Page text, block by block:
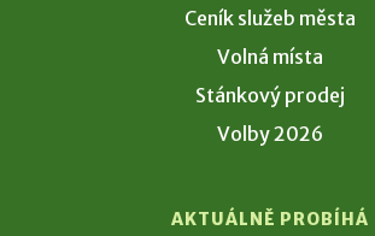
Ceník služeb města
Volná místa
Stánkový prodej
Volby 2026
AKTUÁLNĚ PROBÍHÁ